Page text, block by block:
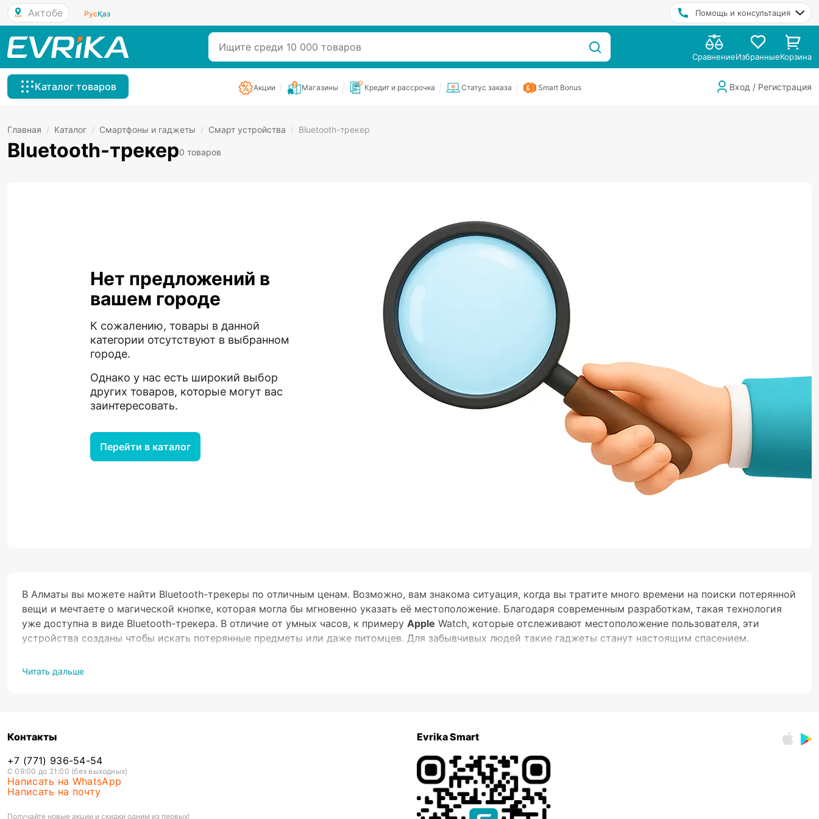
Актобе РусҚаз Помощь и консультация
СравнениеИзбранныеКорзина
Каталог товаров Акции Магазины Кредит и рассрочка Статус заказа Smart Bonus Вход / Регистрация
Главная / Каталог / Смартфоны и гаджеты / Смарт устройства / Bluetooth-трекер
Bluetooth-трекер0 товаров
Нет предложений в
вашем городе
К сожалению, товары в данной
категории отсутствуют в выбранном
городе.
Однако у нас есть широкий выбор
других товаров, которые могут вас
заинтересовать.
Перейти в каталог
В Алматы вы можете найти Bluetooth-трекеры по отличным ценам. Возможно, вам знакома ситуация, когда вы тратите много времени на поиски потерянной
вещи и мечтаете о магической кнопке, которая могла бы мгновенно указать её местоположение. Благодаря современным разработкам, такая технология
уже доступна в виде Bluetooth-трекера. В отличие от умных часов, к примеру Apple Watch, которые отслеживают местоположение пользователя, эти
устройства созданы чтобы искать потерянные предметы или даже питомцев. Для забывчивых людей такие гаджеты станут настоящим спасением.
ключевых аспектов. Эти устройства позволяют легко отслеживать расположение различных предметов — от домашних питомцев до ценных документов —
: Убедитесь, что устройство эффективно работает в разнообразных температурных и климатических условиях.
Звуковая сигнализация
: Выбирайте модель с громкой сигнализацией, чтобы быстро обнаруживать отслеживаемые объекты.
Некоторые трекеры могут синхронизироваться с мобильным приложением, показывая местоположение объекта прямо на экране вашего телефона и
позволяя изменять настройки удаленно. Хотя такие модели могут быть дороже, они предлагают улучшенное удобство управления и часто оправдывают
свою стоимость.
Читать дальше
Контакты
+7 (771) 936-54-54
С 09:00 до 21:00 (без выходных)
Написать на WhatsApp
Написать на почту
Получайте новые акции и скидки одним из первых!
Evrika Smart